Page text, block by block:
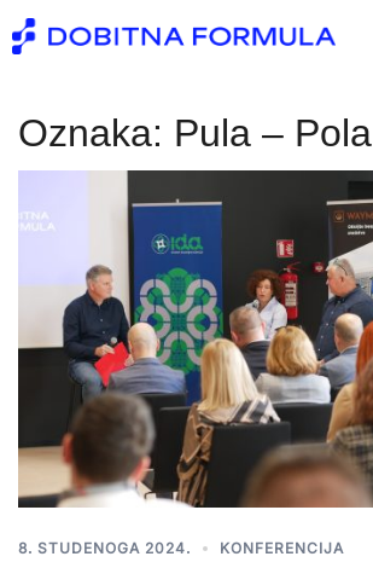
Skip
to
Oznaka: Pula – Pola
8. STUDENOGA 2024. KONFERENCIJA